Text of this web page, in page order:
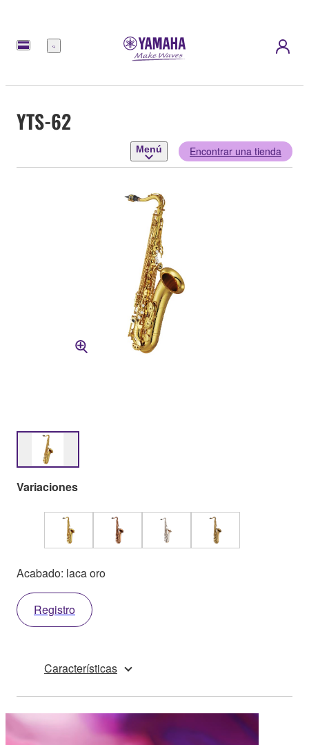
Menú
YTS-62
Menú Encontrar una tienda
Variaciones
Acabado: laca oro
Registro
Características